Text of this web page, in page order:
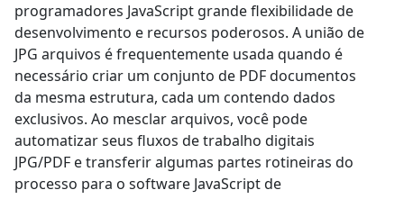
programadores JavaScript grande flexibilidade de
desenvolvimento e recursos poderosos. A união de
JPG arquivos é frequentemente usada quando é
necessário criar um conjunto de PDF documentos
da mesma estrutura, cada um contendo dados
exclusivos. Ao mesclar arquivos, você pode
automatizar seus fluxos de trabalho digitais
JPG/PDF e transferir algumas partes rotineiras do
processo para o software JavaScript de